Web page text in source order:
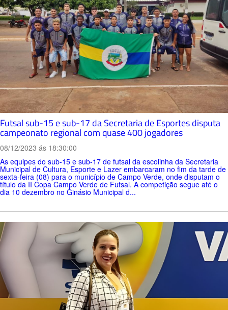
Futsal sub-15 e sub-17 da Secretaria de Esportes disputa
campeonato regional com quase 400 jogadores
08/12/2023 ás 18:30:00
As equipes do sub-15 e sub-17 de futsal da escolinha da Secretaria
Municipal de Cultura, Esporte e Lazer embarcaram no fim da tarde de
sexta-feira (08) para o município de Campo Verde, onde disputam o
título da II Copa Campo Verde de Futsal. A competição segue até o
dia 10 dezembro no Ginásio Municipal d...